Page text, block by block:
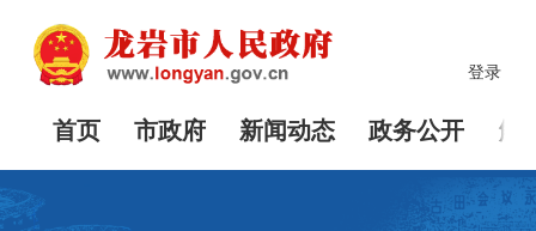
登录
首页 市政府 新闻动态 政务公开 解